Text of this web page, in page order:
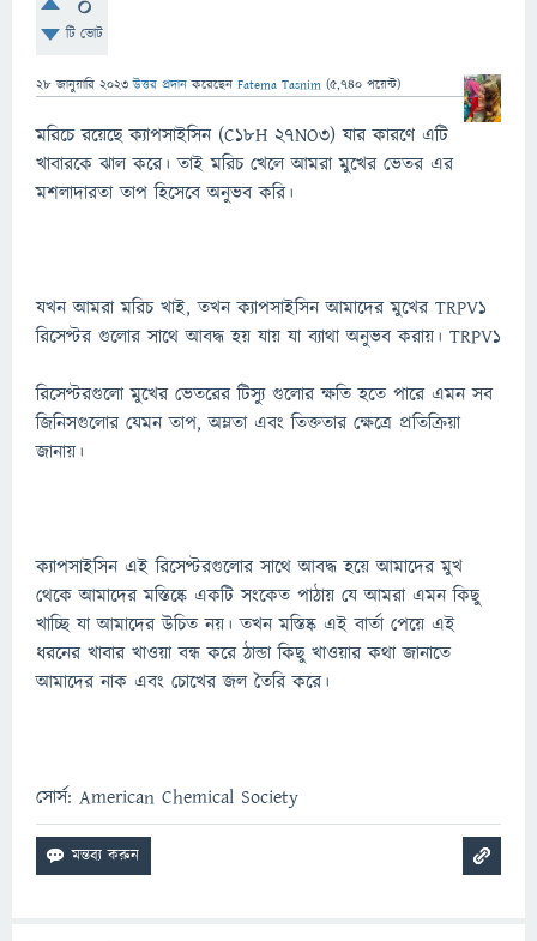
টি ভোট
28 জানুয়ারি 2023 উত্তর প্রদান করেছেন Fatema Tasnim (5,740 পয়েন্ট)
মরিচে রয়েছে ক্যাপসাইসিন (C18H 27NO3) যার কারণে এটি
খাবারকে ঝাল করে। তাই মরিচ খেলে আমরা মুখের ভেতর এর
মশলাদারতা তাপ হিসেবে অনুভব করি।
যখন আমরা মরিচ খাই, তখন ক্যাপসাইসিন আমাদের মুখের TRPV1
রিসেপ্টর গুলোর সাথে আবদ্ধ হয় যায় যা ব্যাথা অনুভব করায়। TRPV1
রিসেপ্টরগুলো মুখের ভেতরের টিস্যু গুলোর ক্ষতি হতে পারে এমন সব
জিনিসগুলোর যেমন তাপ, অম্লতা এবং তিক্ততার ক্ষেত্রে প্রতিক্রিয়া
জানায়।
ক্যাপসাইসিন এই রিসেপ্টরগুলোর সাথে আবদ্ধ হয়ে আমাদের মুখ
থেকে আমাদের মস্তিষ্কে একটি সংকেত পাঠায় যে আমরা এমন কিছু
খাচ্ছি যা আমাদের উচিত নয়। তখন মস্তিষ্ক এই বার্তা পেয়ে এই
ধরনের খাবার খাওয়া বন্ধ করে ঠান্ডা কিছু খাওয়ার কথা জানাতে
আমাদের নাক এবং চোখের জল তৈরি করে।
সোর্স: American Chemical Society